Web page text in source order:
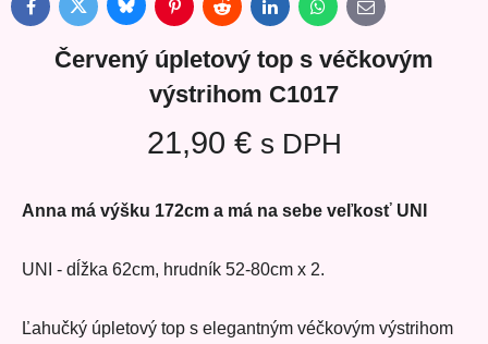
FacebookTwitter BlueskyPinterestReddit LinkedInWhatsApp
E-
mail
Červený úpletový top s véčkovým
výstrihom C1017
21,90 € s DPH
Anna má výšku 172cm a má na sebe veľkosť UNI
UNI - dĺžka 62cm, hrudník 52-80cm x 2.
Ľahučký úpletový top s elegantným véčkovým výstrihom